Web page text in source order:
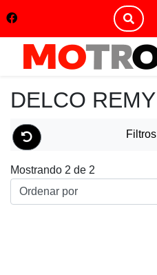
DELCO REMY
Filtros
Mostrando 2 de 2